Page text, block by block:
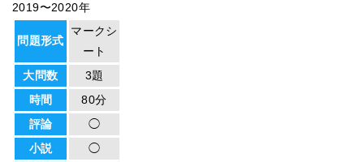
2019〜2020年
問題形式
マークシ
ート
大問数
3題
時間
80分
評論
◯
小説
◯